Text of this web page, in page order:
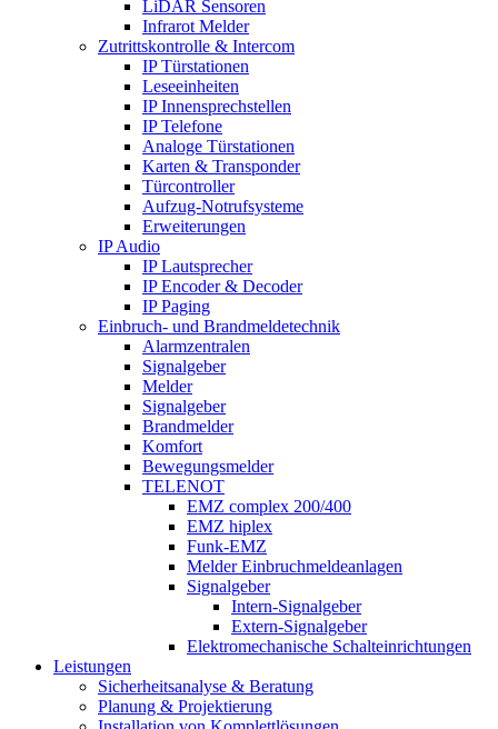
LiDAR Sensoren
Infrarot Melder
Zutrittskontrolle & Intercom
IP Türstationen
Leseeinheiten
IP Innensprechstellen
IP Telefone
Analoge Türstationen
Karten & Transponder
Türcontroller
Aufzug-Notrufsysteme
Erweiterungen
IP Audio
IP Lautsprecher
IP Encoder & Decoder
IP Paging
Einbruch- und Brandmeldetechnik
Alarmzentralen
Signalgeber
Melder
Signalgeber
Brandmelder
Komfort
Bewegungsmelder
TELENOT
EMZ complex 200/400
EMZ hiplex
Funk-EMZ
Melder Einbruchmeldeanlagen
Signalgeber
Intern-Signalgeber
Extern-Signalgeber
Elektromechanische Schalteinrichtungen
Leistungen
Sicherheitsanalyse & Beratung
Planung & Projektierung​